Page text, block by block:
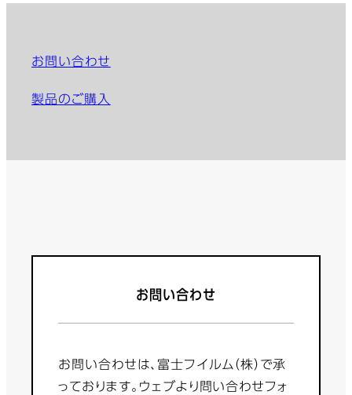
お問い合わせ
製品のご購入
お問い合わせ
お問い合わせは、富士フイルム（株）で承
っております。ウェブより問い合わせフォ